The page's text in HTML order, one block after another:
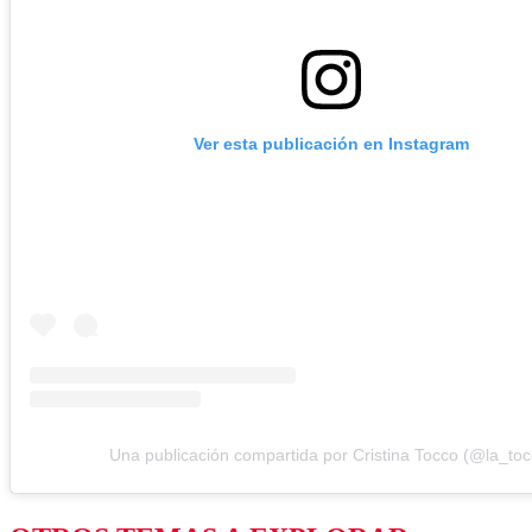
Ver esta publicación en Instagram
Una publicación compartida por Cristina Tocco